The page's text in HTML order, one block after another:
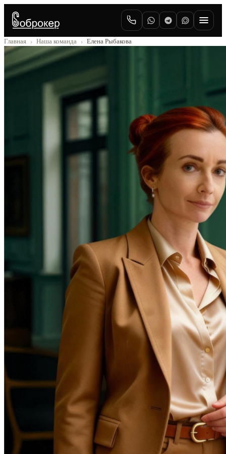
Главная › Наша команда › Елена Рыбакова